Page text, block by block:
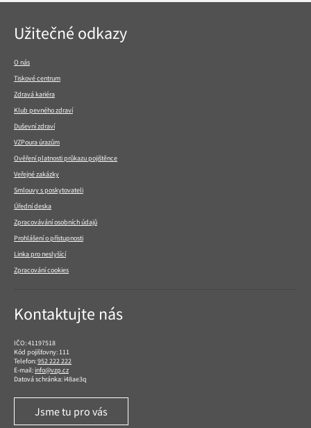
Navigace
v
Užitečné odkazy
O nás
Tiskové centrum
Zdravá kariéra
Klub pevného zdraví
Duševní zdraví
VZPoura úrazům
Ověření platnosti průkazu pojištěnce
Veřejné zakázky
Smlouvy s poskytovateli
Úřední deska
Zpracovávání osobních údajů
Prohlášení o přístupnosti
Linka pro neslyšící
Zpracování cookies
Kontaktujte nás
IČO: 41197518
Kód pojišťovny: 111
Telefon:952 222 222
E-mail:info@vzp.cz
Datová schránka: i48ae3q
Jsme tu pro vás